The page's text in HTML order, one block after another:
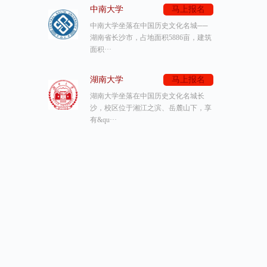
中南大学 马上报名
中南大学坐落在中国历史文化名城──
湖南省长沙市，占地面积5886亩，建筑
面积···
湖南大学 马上报名
湖南大学坐落在中国历史文化名城长
沙，校区位于湘江之滨、岳麓山下，享
有&qu···